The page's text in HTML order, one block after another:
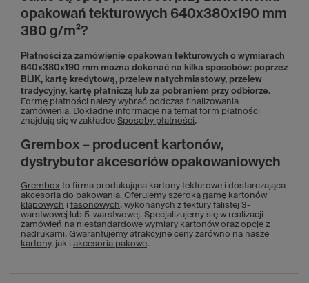
opakowań tekturowych 640x380x190 mm
380 g/m²?
Płatności za zamówienie opakowań tekturowych o wymiarach
640x380x190 mm można dokonać na kilka sposobów: poprzez
BLIK, kartę kredytową, przelew natychmiastowy, przelew
tradycyjny, kartę płatniczą lub za pobraniem przy odbiorze.
Formę płatności należy wybrać podczas finalizowania
zamówienia. Dokładne informacje na temat form płatności
znajdują się w zakładce Sposoby płatności.
Grembox – producent kartonów,
dystrybutor akcesoriów opakowaniowych
Grembox to firma produkująca kartony tekturowe i dostarczająca
akcesoria do pakowania. Oferujemy szeroką gamę kartonów
klapowych i fasonowych, wykonanych z tektury falistej 3-
warstwowej lub 5-warstwowej. Specjalizujemy się w realizacji
zamówień na niestandardowe wymiary kartonów oraz opcje z
nadrukami. Gwarantujemy atrakcyjne ceny zarówno na nasze
kartony, jak i akcesoria pakowe.